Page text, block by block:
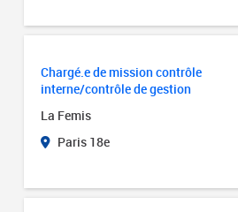
Chargé.e de mission contrôle
interne/contrôle de gestion
La Femis
Paris 18e